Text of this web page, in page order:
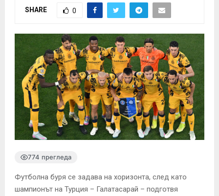
SHARE 0
774 прегледа
Футболна буря се задава на хоризонта, след като
шампионът на Турция – Галатасарай – подготвя